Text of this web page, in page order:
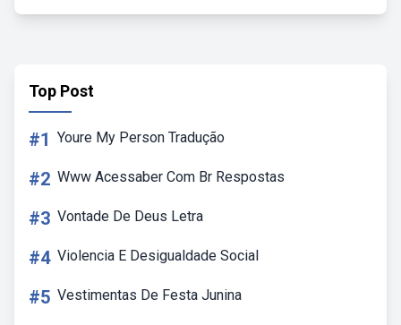
Top Post
#1 Youre My Person Tradução
#2 Www Acessaber Com Br Respostas
#3 Vontade De Deus Letra
#4 Violencia E Desigualdade Social
#5 Vestimentas De Festa Junina